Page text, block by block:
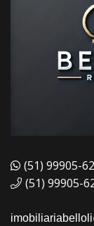
(51) 99905-
(51) 99905-